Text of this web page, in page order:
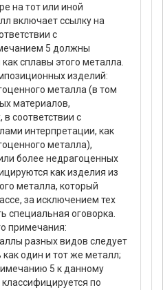
на тот или иной
включает ссылку на
с
5 должны
сплавы этого металла.
изделий:
металла (в том
материалов,
соответствии с
интерпретации, как
металла),
более недрагоценных
как изделия из
металла, который
за исключением тех
специальная оговорка.
примечания:
разных видов следует
один и тот же металл;
5 к данному
по